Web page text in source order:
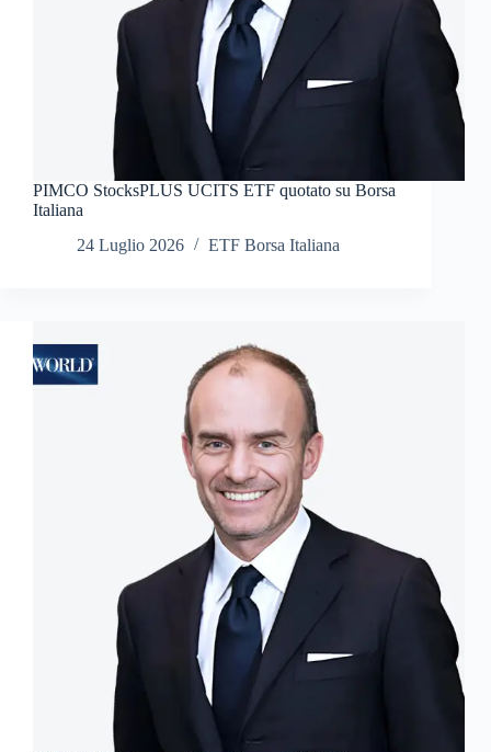
PIMCO StocksPLUS UCITS ETF quotato su Borsa
Italiana
24 Luglio 2026
ETF Borsa Italiana